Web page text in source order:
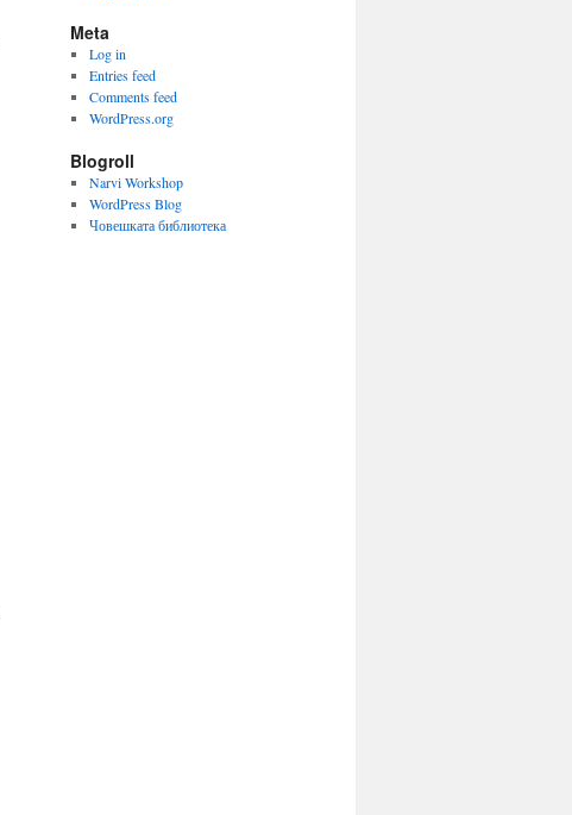
Meta
Log in
Entries feed
Comments feed
WordPress.org
Blogroll
Narvi Workshop
WordPress Blog
Човешката библиотека